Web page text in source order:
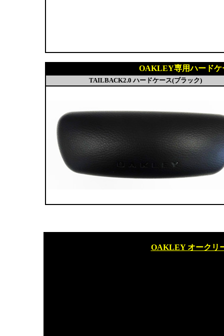
OAKLEY専用ハードケ
TAILBACK2.0 ハードケース(ブラック)
OAKLEY オークリ